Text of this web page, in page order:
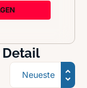
Sortierung